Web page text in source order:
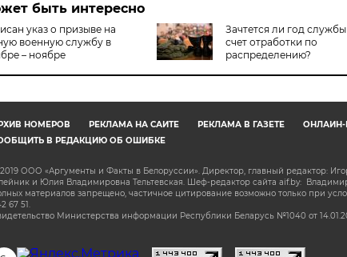
быть интересно
указ о призыве на
военную службу в
– ноябре
Зачтется ли год
счет отработки по
распределению?
НОМЕРОВ РЕКЛАМА НА САЙТЕ РЕКЛАМА В ГАЗЕТЕ
ОНЛАЙН-
В РЕДАКЦИЮ ОБ ОШИБКЕ
ООО «Аргументы и Факты в Белоруссии». Директор, главный редактор:
и Юлия Владимировна Тельтевская. Шеф-редактор сайта aif.by:
материалов запрещено, частичное цитирование возможно только при
67 51.
Министерства информации Республики Беларусь №1040 от